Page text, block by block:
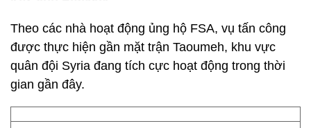
Theo các nhà hoạt động ủng hộ FSA, vụ tấn công
được thực hiện gần mặt trận Taoumeh, khu vực
quân đội Syria đang tích cực hoạt động trong thời
gian gần đây.